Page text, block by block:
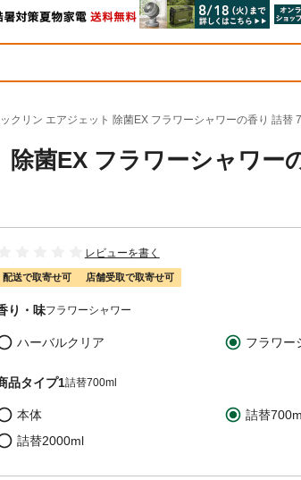
クリン エアジェット 除菌EX フラワーシャワーの香り 詰替
菌EX フラワーシャワー
レビューを書く
配送で取寄せ可 店舗受取で取寄せ可
り・味フラワーシャワー
ハーバルクリア フラワー
品タイプ1詰替700ml
本体
詰替
詰替2000ml